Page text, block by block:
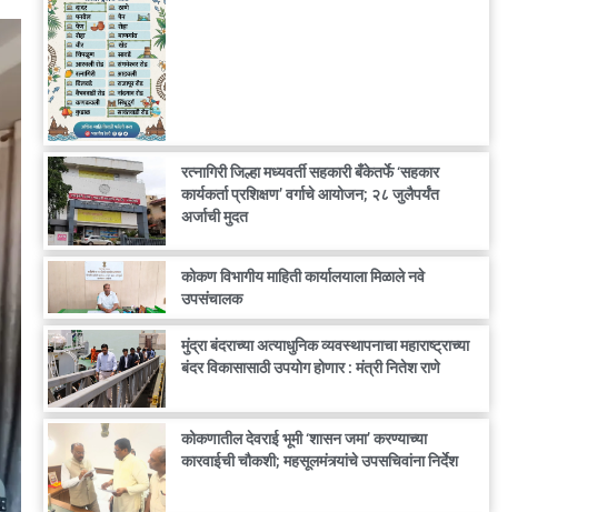
रत्नागिरी जिल्हा मध्यवर्ती सहकारी बँकेतर्फे ‘सहकार
कार्यकर्ता प्रशिक्षण’ वर्गाचे आयोजन; २८ जुलैपर्यंत
अर्जाची मुदत
कोकण विभागीय माहिती कार्यालयाला मिळाले नवे
उपसंचालक
मुंद्रा बंदराच्या अत्याधुनिक व्यवस्थापनाचा महाराष्ट्राच्या
बंदर विकासासाठी उपयोग होणार : मंत्री नितेश राणे
कोकणातील देवराई भूमी ‘शासन जमा’ करण्याच्या
कारवाईची चौकशी; महसूलमंत्र्यांचे उपसचिवांना निर्देश